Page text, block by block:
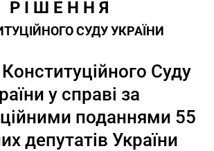
Р І Ш Е Н Н Я
СУДУ УКРАЇНИ
Суду
у справі за
поданнями 55
депутатів України